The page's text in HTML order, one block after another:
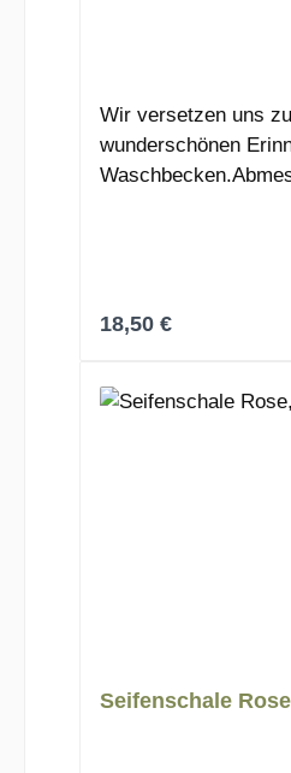
Wir versetzen uns
wunderschönen
Regulärer Preis:
18,50 €
Seifenschale